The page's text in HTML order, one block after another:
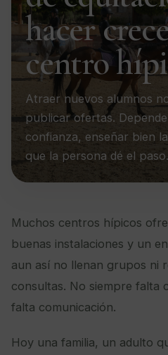
hacer
centro
Atraer nuevos alumnos
publicar ofertas.
confianza, enseñar bien
que la persona dé el paso.
Muchos centros hípicos
buenas instalaciones y un
aun así no llenan grupos ni
consultas. No siempre falta
falta comunicación.
Hoy una familia, un adulto